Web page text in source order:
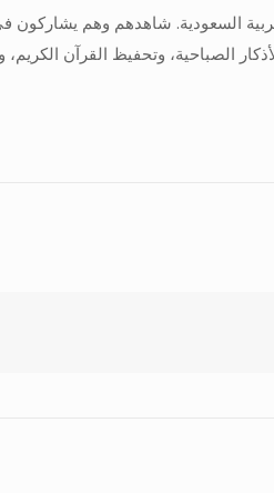
الصباحية، وتحفيظ القرآن